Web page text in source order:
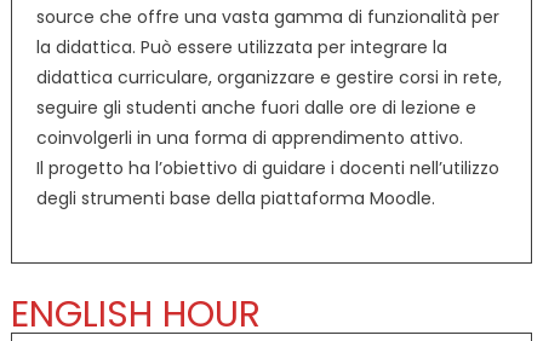
source che offre una vasta gamma di funzionalità per
la didattica. Può essere utilizzata per integrare la
didattica curriculare, organizzare e gestire corsi in rete,
seguire gli studenti anche fuori dalle ore di lezione e
coinvolgerli in una forma di apprendimento attivo.
Il progetto ha l’obiettivo di guidare i docenti nell’utilizzo
degli strumenti base della piattaforma Moodle.
ENGLISH HOUR